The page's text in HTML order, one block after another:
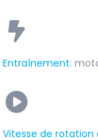
Entraînement: m
Vitesse de rotation